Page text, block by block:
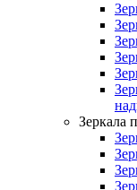
Зеркала